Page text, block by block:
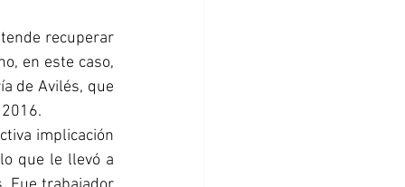
recuperar
en este caso,
de Avilés, que
implicación
que le llevó a